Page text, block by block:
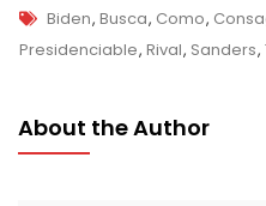
Tags
Biden, Busca, Como,
Presidenciable, Rival, Sanders,
About the Author